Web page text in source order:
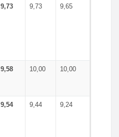
9,73 9,73 9,65
9,58 10,00 10,00
9,54 9,44 9,24